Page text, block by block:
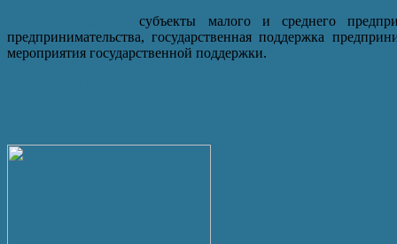
:субъекты малого и среднего
предпринимательства, государственная поддержка
мероприятия государственной поддержки.